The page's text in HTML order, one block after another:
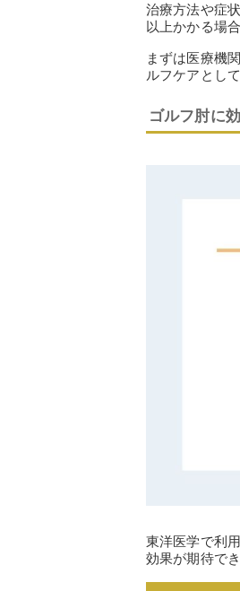
治療方法や症
以上かかる場
まずは医療機
ルフケアとし
ゴルフ肘に
東洋医学で利
効果が期待でき